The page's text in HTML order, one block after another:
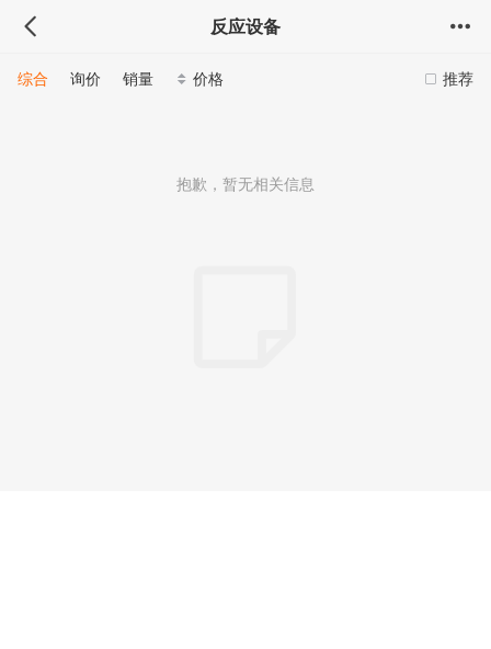
反应设备
推荐
综合 询价 销量 价格
抱歉，暂无相关信息